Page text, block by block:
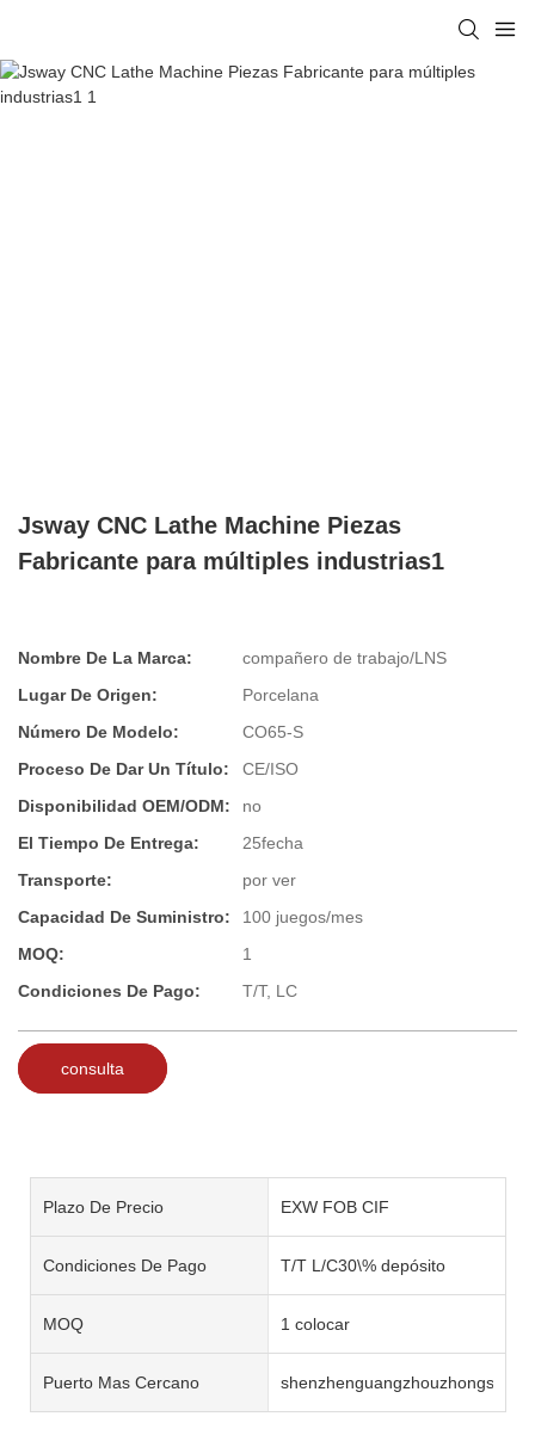
Jsway CNC Lathe Machine Piezas
Fabricante para múltiples industrias1
Nombre De La Marca:
compañero de trabajo/LNS
Lugar De Origen:
Porcelana
Número De Modelo:
CO65-S
Proceso De Dar Un Título:
CE/ISO
Disponibilidad OEM/ODM:
no
El Tiempo De Entrega:
25fecha
Transporte:
por ver
Capacidad De Suministro:
100 juegos/mes
MOQ:
1
Condiciones De Pago:
T/T, LC
consulta
Plazo De Precio EXW FOB CIF
Condiciones De Pago T/T L/C30\% depósito
MOQ 1 colocar
Puerto Mas Cercano shenzhenguangzhouzhongshan